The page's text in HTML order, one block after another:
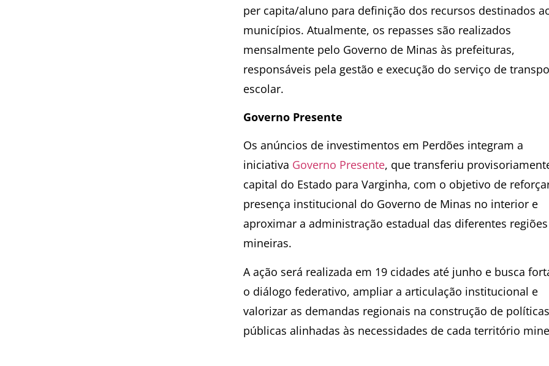
per capita/aluno para definição dos recursos destinados
municípios. Atualmente, os repasses são realizados
mensalmente pelo Governo de Minas às prefeituras,
responsáveis pela gestão e execução do serviço de
escolar.
Governo Presente
Os anúncios de investimentos em Perdões integram a
iniciativa Governo Presente, que transferiu
capital do Estado para Varginha, com o objetivo de
presença institucional do Governo de Minas no interior e
aproximar a administração estadual das diferentes regiões
mineiras.
A ação será realizada em 19 cidades até junho e busca
o diálogo federativo, ampliar a articulação institucional e
valorizar as demandas regionais na construção de políticas
públicas alinhadas às necessidades de cada território